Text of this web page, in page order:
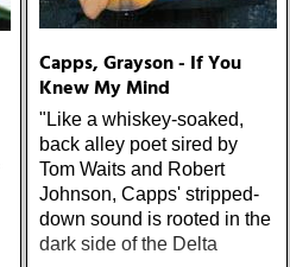
Capps, Grayson - If You
Knew My Mind
"Like a whiskey-soaked,
back alley poet sired by
Tom Waits and Robert
Johnson, Capps' stripped-
down sound is rooted in the
dark side of the Delta